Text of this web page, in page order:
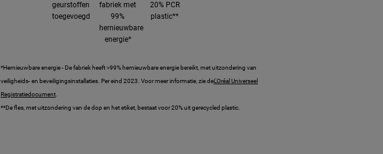
geurstoffen
toegevoegd
fabriek met
99%
hernieuwbare
energie*
20% PCR
plastic**
*Hernieuwbare energie - De fabriek heeft >99% hernieuwbare energie bereikt, met uitzondering van
veiligheids- en beveiligingsinstallaties. Per eind 2023. Voor meer informatie, zie deL'Oréal Universeel
Registratiedocument
**De fles, met uitzondering van de dop en het etiket, bestaat voor 20% uit gerecycled plastic.